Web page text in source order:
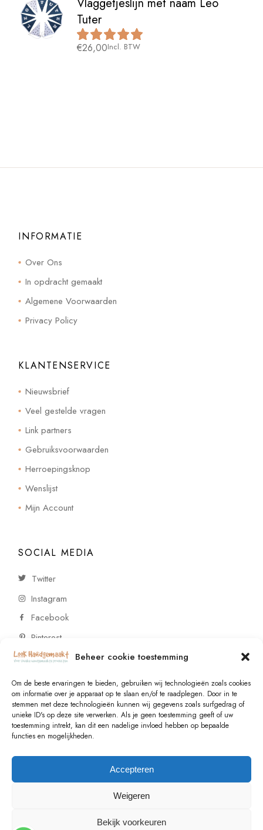
Beheer cookie toestemming
Om de beste ervaringen te bieden, gebruiken wij technologieën zoals cookies
om informatie over je apparaat op te slaan en/of te raadplegen. Door in te
stemmen met deze technologieën kunnen wij gegevens zoals surfgedrag of
unieke ID's op deze site verwerken. Als je geen toestemming geeft of uw
toestemming intrekt, kan dit een nadelige invloed hebben op bepaalde
functies en mogelijkheden.
Accepteren
Weigeren
Bekijk voorkeuren
Tuter
€26,00Incl. BTW
INFORMATIE
Over Ons
In opdracht gemaakt
Algemene Voorwaarden
Privacy Policy
KLANTENSERVICE
Nieuwsbrief
Veel gestelde vragen
Link partners
Gebruiksvoorwaarden
Herroepingsknop
Wenslijst
Mijn Account
SOCIAL MEDIA
Twitter
Instagram
Facebook
Pinterest
CONTACT
Vragen of wensen? Neem contact op!
+31 (0)6 229 021 29
© 2023 , All Rights Reserved